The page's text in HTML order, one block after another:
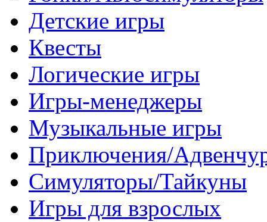
Детские игры
Квесты
Логические игры
Игры-менеджеры
Музыкальные игры
Приключения/
Симуляторы/Тайкуны
Игры для взрослых